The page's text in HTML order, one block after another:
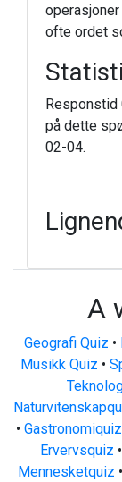
ofte ordet
Responstid
på dette
02-04.
A
Geografi Quiz •
Musikk Quiz •
• Gastronomiquiz
Ervervsquiz •
Mennesketquiz •